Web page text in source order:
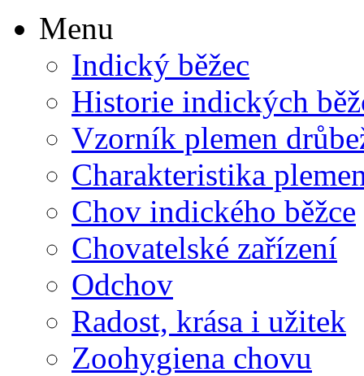
Menu
Indický běžec
Historie indických
Vzorník plemen
Charakteristika
Chov indického běžce
Chovatelské zařízení
Odchov
Radost, krása i užitek
Zoohygiena chovu